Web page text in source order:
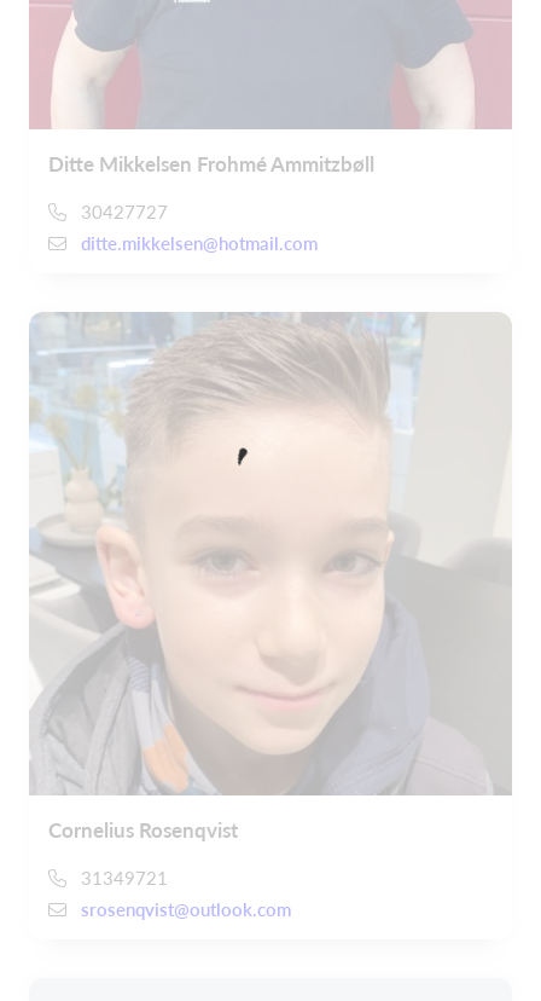
Ditte Mikkelsen Frohmé Ammitzbøll
30427727
ditte.mikkelsen@hotmail.com
Cornelius Rosenqvist
31349721
srosenqvist@outlook.com